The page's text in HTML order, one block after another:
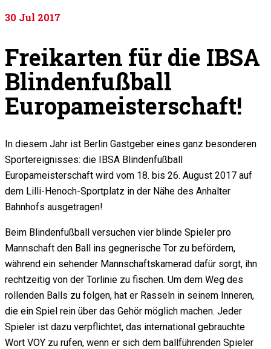
30 Jul 2017
Freikarten für die IBSA
Blindenfußball
Europameisterschaft!
In diesem Jahr ist Berlin Gastgeber eines ganz besonderen
Sportereignisses: die IBSA Blindenfußball
Europameisterschaft wird vom 18. bis 26. August 2017 auf
dem Lilli-Henoch-Sportplatz in der Nähe des Anhalter
Bahnhofs ausgetragen!
Beim Blindenfußball versuchen vier blinde Spieler pro
Mannschaft den Ball ins gegnerische Tor zu befördern,
während ein sehender Mannschaftskamerad dafür sorgt, ihn
rechtzeitig von der Torlinie zu fischen. Um dem Weg des
rollenden Balls zu folgen, hat er Rasseln in seinem Inneren,
die ein Spiel rein über das Gehör möglich machen. Jeder
Spieler ist dazu verpflichtet, das international gebrauchte
Wort VOY zu rufen, wenn er sich dem ballführenden Spieler